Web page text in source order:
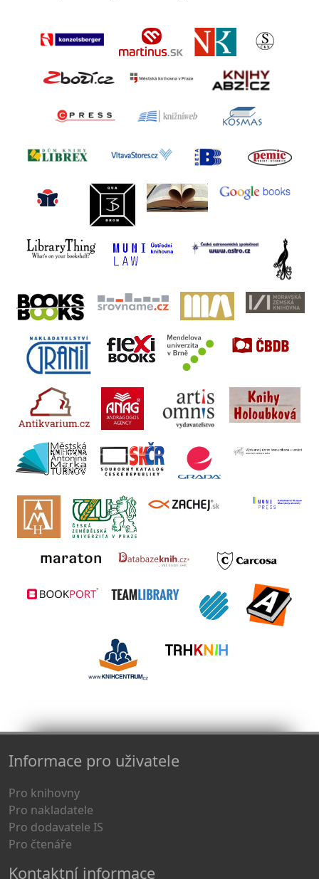
Informace pro uživatele
Pro knihovny
Pro nakladatele
Pro dodavatele IS
Pro čtenáře
Kontaktní informace